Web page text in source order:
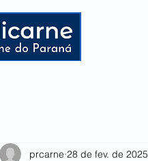
prcarne 28 de fev. de 2025